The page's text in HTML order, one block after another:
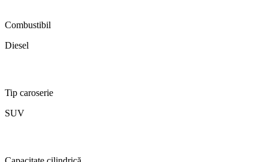
Combustibil
Diesel
Tip caroserie
SUV